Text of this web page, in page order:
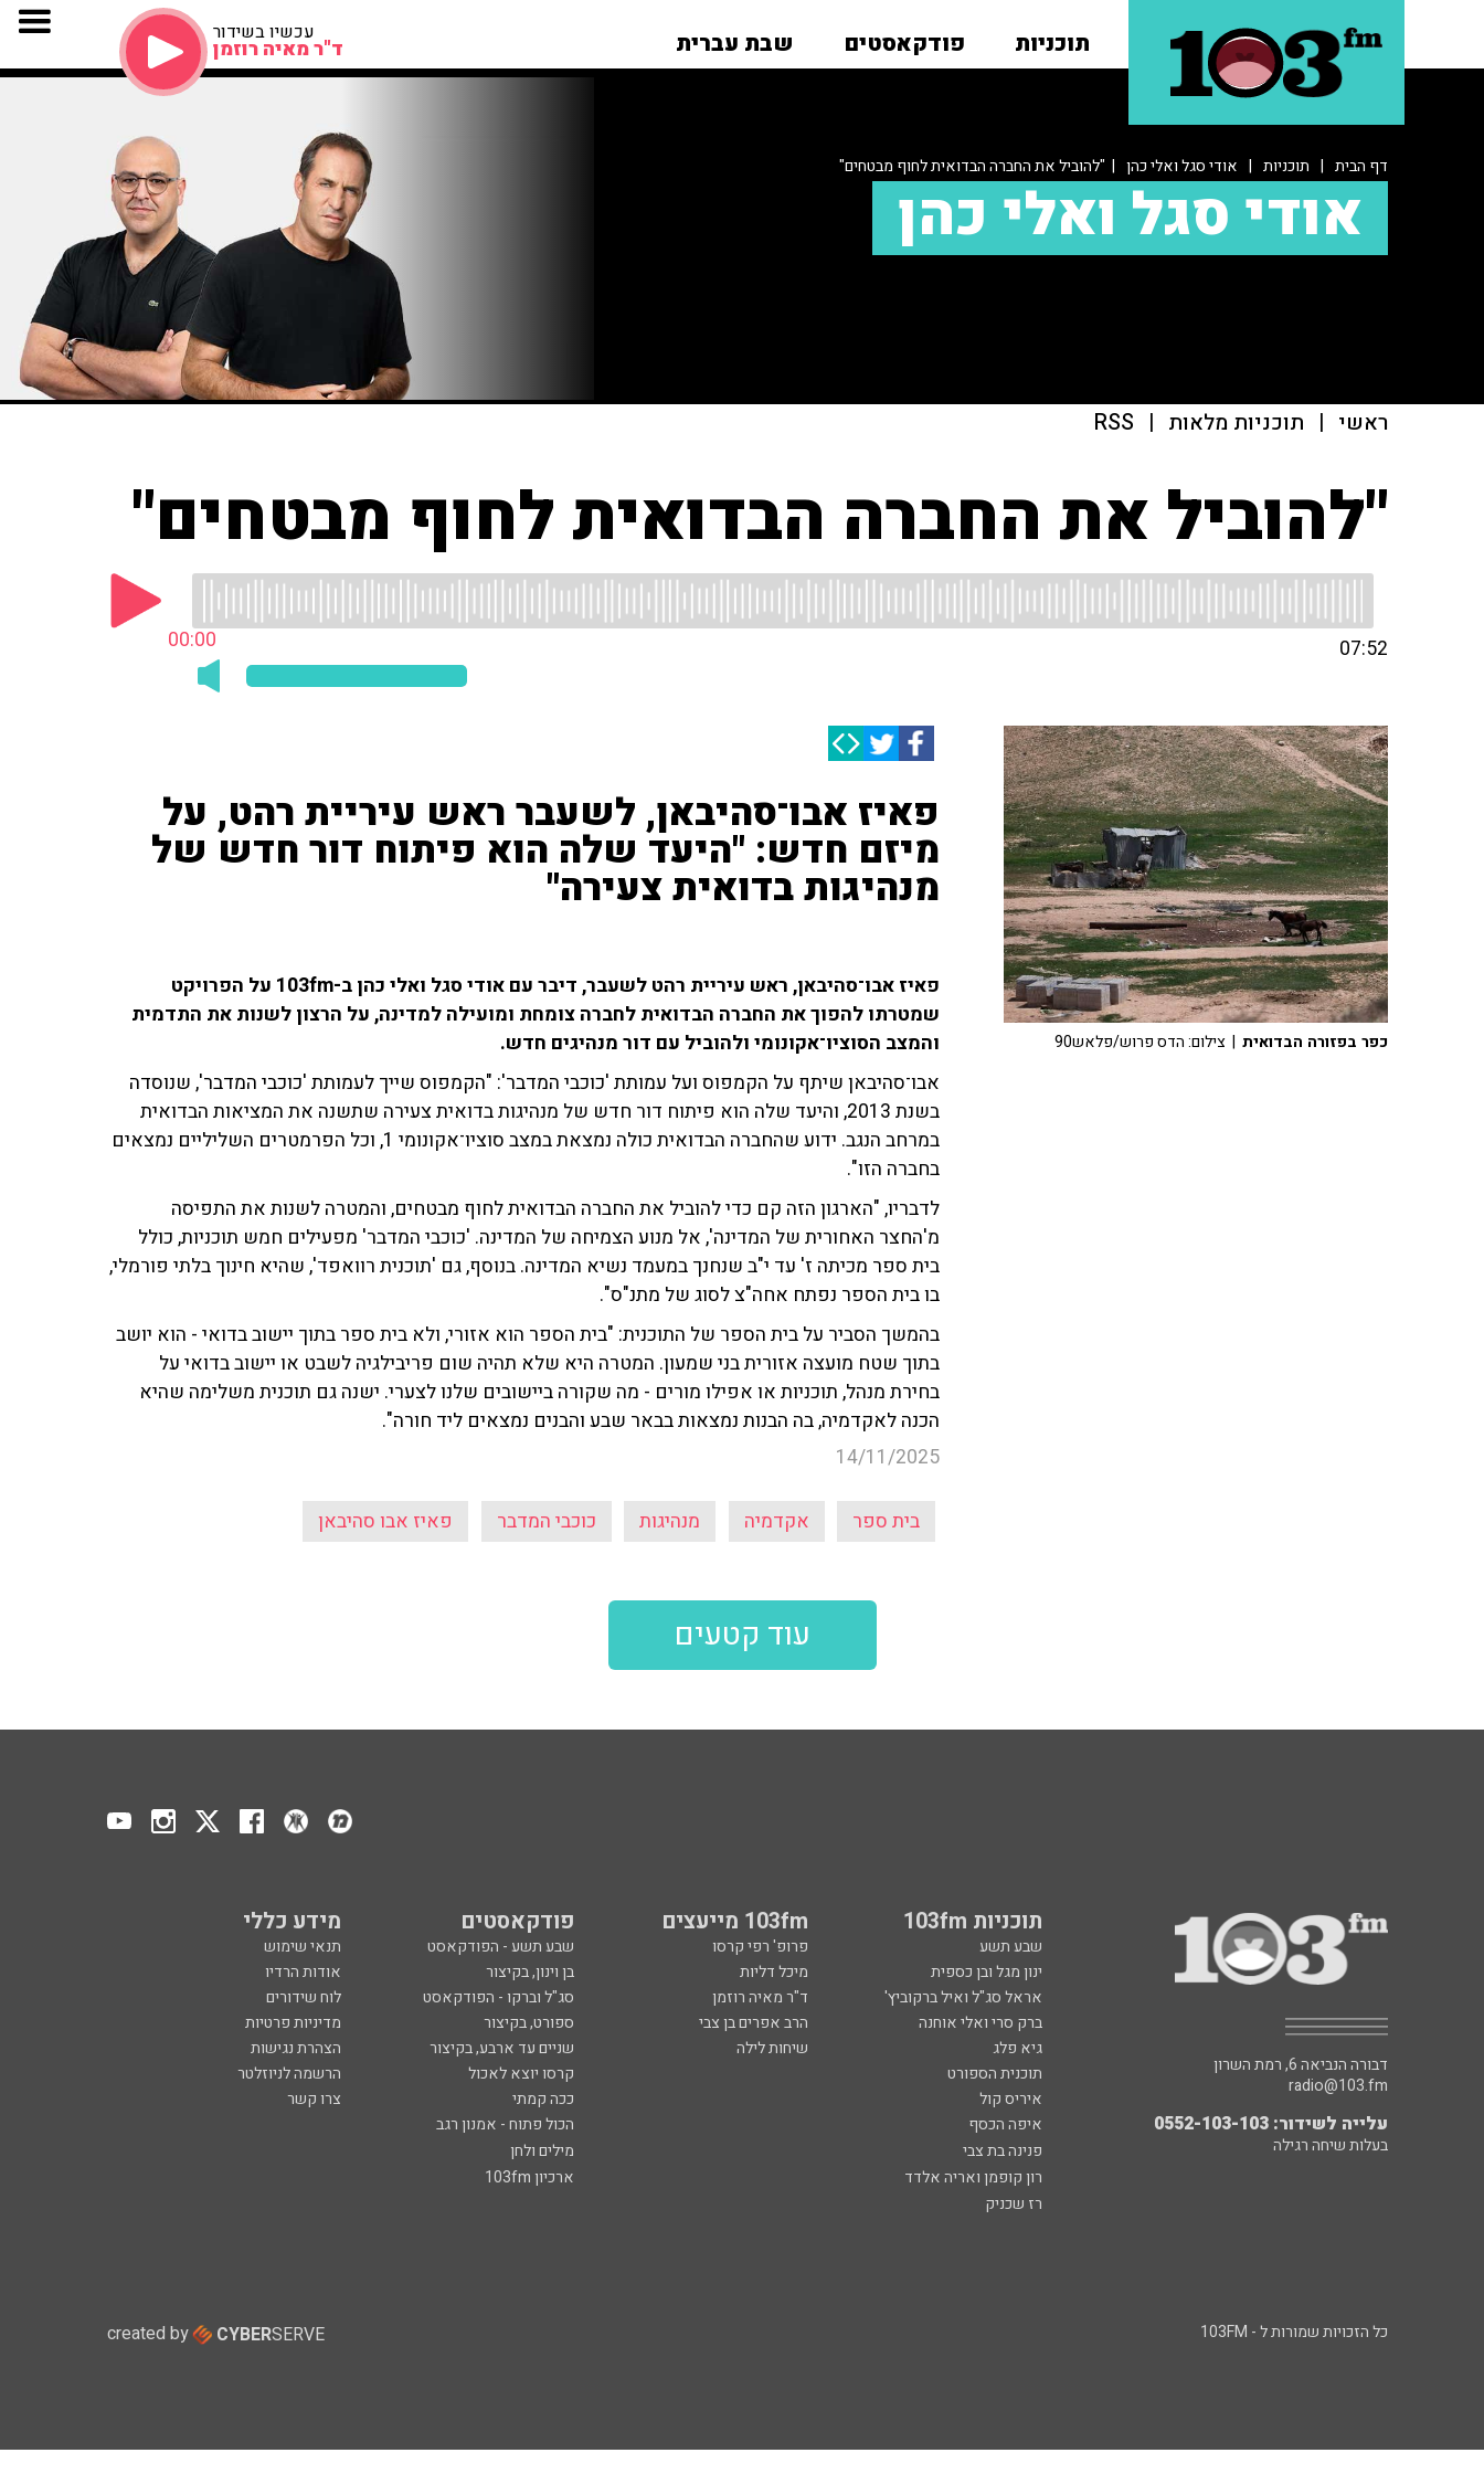
תוכניות פודקאסטים שבת עברית עכשיו בשידור
ד"ר מאיה רוזמן
דף הבית | תוכניות | אודי סגל ואלי כהן | "להוביל את החברה הבדואית לחוף מבטחים"
אודי סגל ואלי כהן
ראשי | תוכניות מלאות |
RSS
"להוביל את החברה הבדואית לחוף מבטחים"
00:00 07:52
פאיז אבו־סהיבאן, לשעבר ראש עיריית רהט, על
מיזם חדש: "היעד שלה הוא פיתוח דור חדש של
מנהיגות בדואית צעירה"
פאיז אבו־סהיבאן, ראש עיריית רהט לשעבר, דיבר עם אודי סגל ואלי כהן ב-103fm על הפרויקט
שמטרתו להפוך את החברה הבדואית לחברה צומחת ומועילה למדינה, על הרצון לשנות את התדמית
והמצב הסוציו־אקונומי ולהוביל עם דור מנהיגים חדש.
אבו־סהיבאן שיתף על הקמפוס ועל עמותת 'כוכבי המדבר': "הקמפוס שייך לעמותת 'כוכבי המדבר', שנוסדה
בשנת 2013, והיעד שלה הוא פיתוח דור חדש של מנהיגות בדואית צעירה שתשנה את המציאות הבדואית
במרחב הנגב. ידוע שהחברה הבדואית כולה נמצאת במצב סוציו־אקונומי 1, וכל הפרמטרים השליליים נמצאים
בחברה הזו".
לדבריו, "הארגון הזה קם כדי להוביל את החברה הבדואית לחוף מבטחים, והמטרה לשנות את התפיסה
מ'החצר האחורית של המדינה', אל מנוע הצמיחה של המדינה. 'כוכבי המדבר' מפעילים חמש תוכניות, כולל
בית ספר מכיתה ז' עד י"ב שנחנך במעמד נשיא המדינה. בנוסף, גם 'תוכנית רוואפד', שהיא חינוך בלתי פורמלי,
בו בית הספר נפתח אחה"צ לסוג של מתנ"ס".
בהמשך הסביר על בית הספר של התוכנית: "בית הספר הוא אזורי, ולא בית ספר בתוך יישוב בדואי - הוא יושב
בתוך שטח מועצה אזורית בני שמעון. המטרה היא שלא תהיה שום פריבילגיה לשבט או יישוב בדואי על
בחירת מנהל, תוכניות או אפילו מורים - מה שקורה ביישובים שלנו לצערי. ישנה גם תוכנית משלימה שהיא
הכנה לאקדמיה, בה הבנות נמצאות בבאר שבע והבנים נמצאים ליד חורה".
14/11/2025
בית ספר אקדמיה מנהיגות כוכבי המדבר פאיז אבו סהיבאן
כפר בפזורה הבדואית | צילום: הדס פרוש/פלאש90
עוד קטעים
תוכניות 103fm 103fm מייעצים פודקאסטים מידע כללי
שבע תשע פרופ' רפי קרסו שבע תשע - הפודקאסט
תנאי שימוש
ינון מגל ובן כספית
מיכל דליות בן וינון, בקיצור
אודות הרדיו
אראל סג"ל ואיל ברקוביץ'
ד"ר מאיה רוזמן סג"ל וברקו - הפודקאסט
לוח שידורים
ברק סרי ואלי אוחנה
הרב אפרים בן צבי ספורט, בקיצור
מדיניות פרטיות
גיא פלג
שיחות לילה שניים עד ארבע, בקיצור
הצהרת נגישות
תוכנית הספורט
קרסו יוצא לאכול
הרשמה לניוזלטר
איריס קול
ככה קמתי
צרו קשר
איפה הכסף
הכול פתוח - אמנון רגב
פנינה בת צבי
מילים ולחן
רון קופמן ואריה אלדד
ארכיון 103fm
רז שכניק
דבורה הנביאה 6, רמת השרון
radio@103.fm
עלייה לשידור: 0552-103-103
בעלות שיחה רגילה
כל הזכויות שמורות ל - 103FM created by CYBERSERVE